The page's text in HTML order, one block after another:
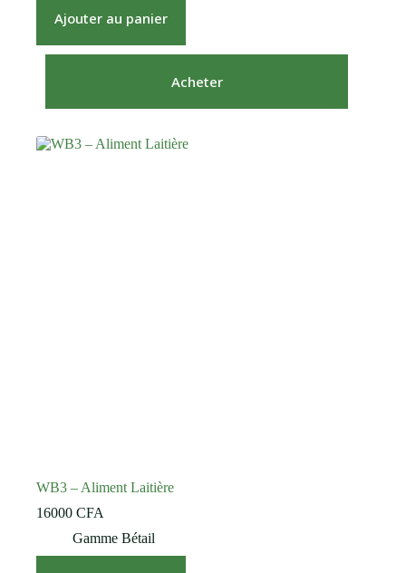
Ajouter au panier
Acheter
WB3 – Aliment Laitière
16000 CFA
Gamme Bétail